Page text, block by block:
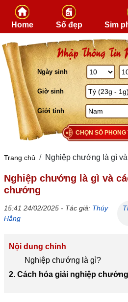
Skip
Home Số đẹp Sim
Nhập Thông Tin
Ngày sinh
Giờ sinh
Giới tính
CHỌN SỐ PHONG
Trang chủ Nghiệp chướng là gì
Nghiệp chướng là gì và
chướng
15:41 24/02/2025 - Tác giả: Thúy
Hằng
Nội dung chính
Nghiệp chướng là gì?
2. Cách hóa giải nghiệp chướng